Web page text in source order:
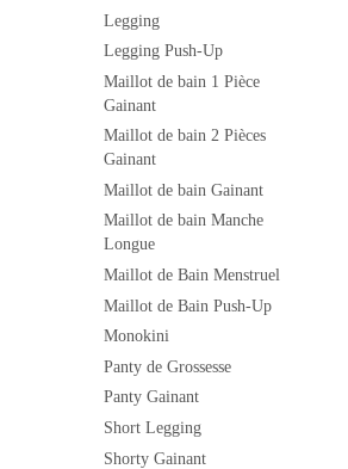
Legging
Legging Push-Up
Maillot de bain 1 Pièce
Gainant
Maillot de bain 2 Pièces
Gainant
Maillot de bain Gainant
Maillot de bain Manche
Longue
Maillot de Bain Menstruel
Maillot de Bain Push-Up
Monokini
Panty de Grossesse
Panty Gainant
Short Legging
Shorty Gainant